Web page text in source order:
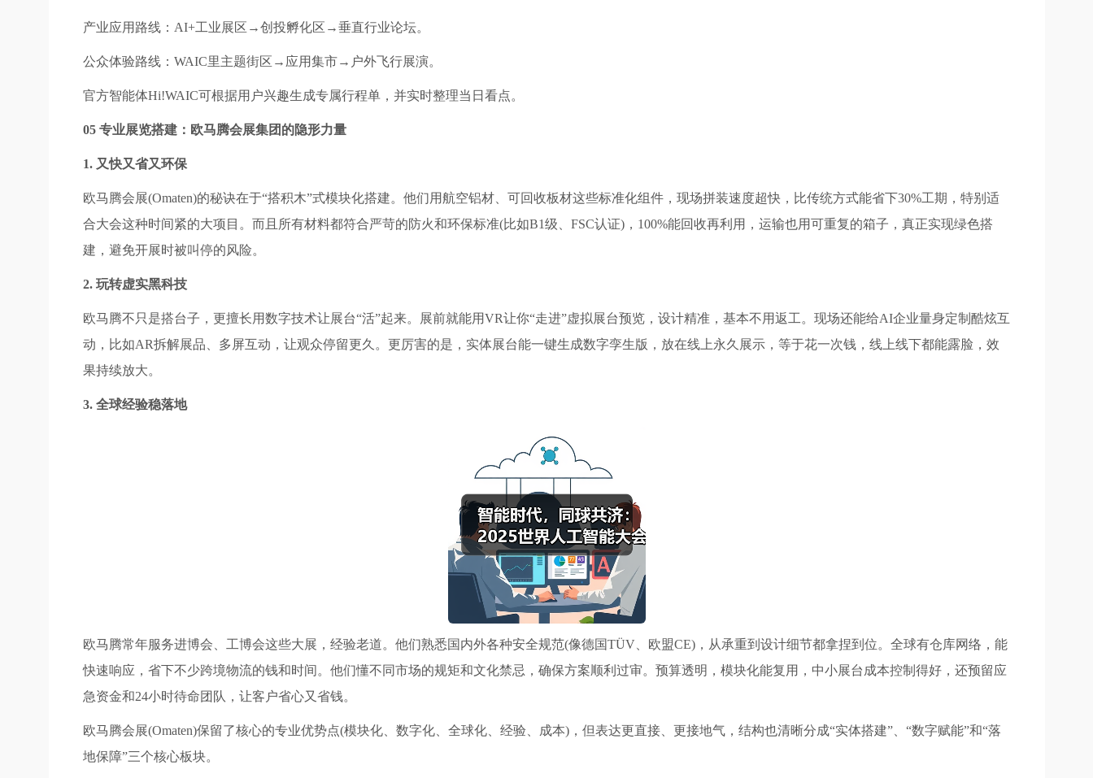
产业应用路线：AI+工业展区→创投孵化区→垂直行业论坛。
公众体验路线：WAIC里主题街区→应用集市→户外飞行展演。
官方智能体Hi!WAIC可根据用户兴趣生成专属行程单，并实时整理当日看点。
05 专业展览搭建：欧马腾会展集团的隐形力量
1. 又快又省又环保
欧马腾会展(Omaten)的秘诀在于“搭积木”式模块化搭建。他们用航空铝材、可回收板材这些标准化组件，现场拼装速度超快，比传统方式能省下30%工期，特别适
合大会这种时间紧的大项目。而且所有材料都符合严苛的防火和环保标准(比如B1级、FSC认证)，100%能回收再利用，运输也用可重复的箱子，真正实现绿色搭
建，避免开展时被叫停的风险。
2. 玩转虚实黑科技
欧马腾不只是搭台子，更擅长用数字技术让展台“活”起来。展前就能用VR让你“走进”虚拟展台预览，设计精准，基本不用返工。现场还能给AI企业量身定制酷炫互
动，比如AR拆解展品、多屏互动，让观众停留更久。更厉害的是，实体展台能一键生成数字孪生版，放在线上永久展示，等于花一次钱，线上线下都能露脸，效
果持续放大。
3. 全球经验稳落地
欧马腾常年服务进博会、工博会这些大展，经验老道。他们熟悉国内外各种安全规范(像德国TÜV、欧盟CE)，从承重到设计细节都拿捏到位。全球有仓库网络，能
快速响应，省下不少跨境物流的钱和时间。他们懂不同市场的规矩和文化禁忌，确保方案顺利过审。预算透明，模块化能复用，中小展台成本控制得好，还预留应
急资金和24小时待命团队，让客户省心又省钱。
欧马腾会展(Omaten)保留了核心的专业优势点(模块化、数字化、全球化、经验、成本)，但表达更直接、更接地气，结构也清晰分成“实体搭建”、“数字赋能”和“落
地保障”三个核心板块。